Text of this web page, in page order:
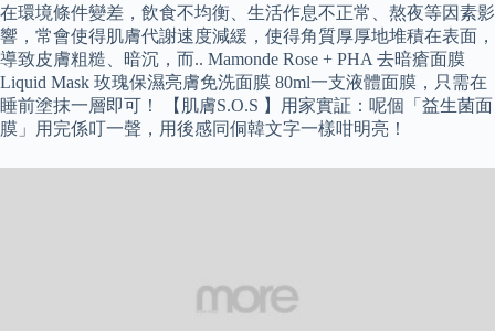
在環境條件變差，飲食不均衡、生活作息不正常、熬夜等因素影
響，常會使得肌膚代謝速度減緩，使得角質厚厚地堆積在表面，
導致皮膚粗糙、暗沉，而.. Mamonde Rose + PHA 去暗瘡面膜
Liquid Mask 玫瑰保濕亮膚免洗面膜 80ml一支液體面膜，只需在
睡前塗抹一層即可！ 【肌膚S.O.S 】用家實証：呢個「益生菌面
膜」用完係叮一聲，用後感同侗韓文字一樣咁明亮！